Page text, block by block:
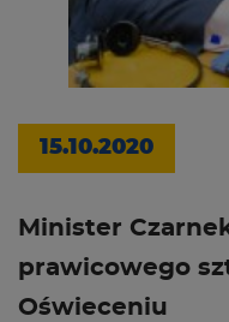
15.10.2020
Minister
prawicowego
Oświeceniu